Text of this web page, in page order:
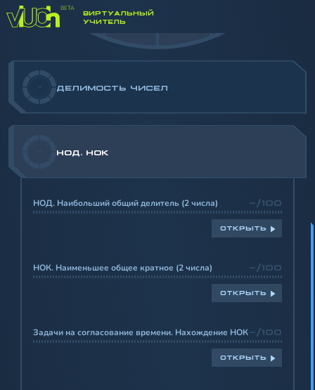
ВИРТУАЛЬНЫЙ
УЧИТЕЛЬ
- ДЕЛИМОСТЬ ЧИСЕЛ
НОД. НОК
НОД. Наибольший общий делитель (2 числа) -/100
ОТКРЫТЬ
НОК. Наименьшее общее кратное (2 числа) -/100
ОТКРЫТЬ
Задачи на согласование времени. Нахождение НОК-/100
ОТКРЫТЬ